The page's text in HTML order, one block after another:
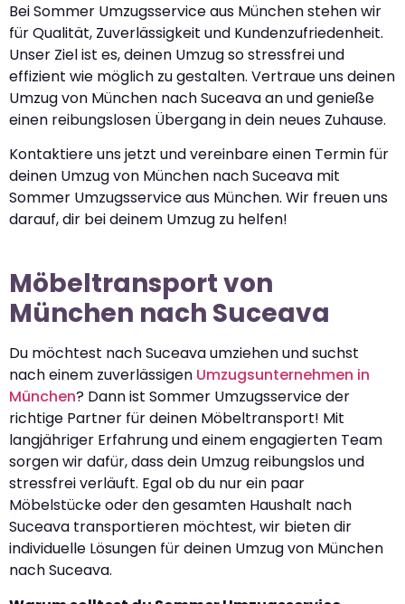
Bei Sommer Umzugsservice aus München stehen wir
für Qualität, Zuverlässigkeit und Kundenzufriedenheit.
Unser Ziel ist es, deinen Umzug so stressfrei und
effizient wie möglich zu gestalten. Vertraue uns deinen
Umzug von München nach Suceava an und genieße
einen reibungslosen Übergang in dein neues Zuhause.
Kontaktiere uns jetzt und vereinbare einen Termin für
deinen Umzug von München nach Suceava mit
Sommer Umzugsservice aus München. Wir freuen uns
darauf, dir bei deinem Umzug zu helfen!
Möbeltransport von
München nach Suceava
Du möchtest nach Suceava umziehen und suchst
nach einem zuverlässigen Umzugsunternehmen in
München? Dann ist Sommer Umzugsservice der
richtige Partner für deinen Möbeltransport! Mit
langjähriger Erfahrung und einem engagierten Team
sorgen wir dafür, dass dein Umzug reibungslos und
stressfrei verläuft. Egal ob du nur ein paar
Möbelstücke oder den gesamten Haushalt nach
Suceava transportieren möchtest, wir bieten dir
individuelle Lösungen für deinen Umzug von München
nach Suceava.